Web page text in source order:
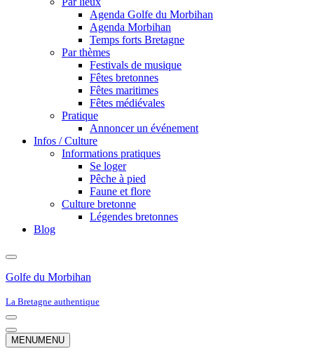
Agenda Golfe du Morbihan
Agenda Morbihan
Temps forts Bretagne
Par thèmes
Festivals de musique
Fêtes bretonnes
Fêtes maritimes
Fêtes médiévales
Pratique
Annoncer un événement
Infos / Culture
Informations pratiques
Se loger
Pêche à pied
Faune et flore
Culture bretonne
Légendes bretonnes
Blog
Golfe du Morbihan
La Bretagne authentique
Menu
de
navigation
Menu
de
MENUMENU